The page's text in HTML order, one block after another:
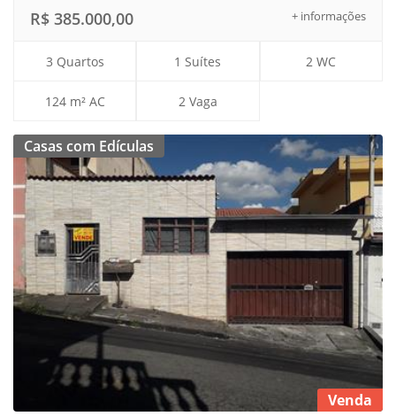
+ informações
R$ 385.000,00
3 Quartos 1 Suítes 2 WC
124 m² AC 2 Vaga
Casas com Edículas
Venda